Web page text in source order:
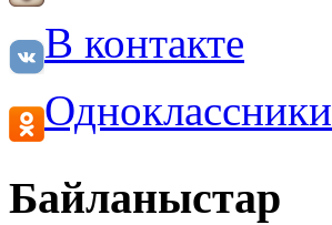
В контакте
Одноклассники
Байланыстар